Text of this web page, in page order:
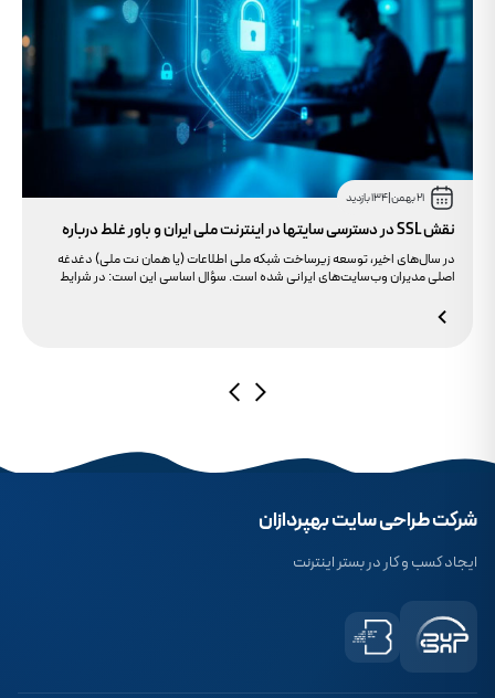
21 بهمن |134 بازدید
نقش SSL در دسترسی سایتها در اینترنت ملی ایران و باور غلط درباره
دامنه های IR
در سال‌های اخیر، توسعه زیرساخت شبکه ملی اطلاعات (یا همان نت ملی) دغدغه
اصلی مدیران وب‌سایت‌های ایرانی شده است. سؤال اساسی این است: در شرایط
شرکت طراحی سایت بهپردازان
ایجاد کسب و کار در بستر اینترنت